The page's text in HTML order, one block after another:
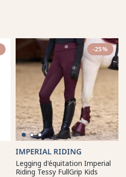
-25%
IMPERIAL RIDING
Legging d'équitation Imperial
Riding Tessy FullGrip Kids